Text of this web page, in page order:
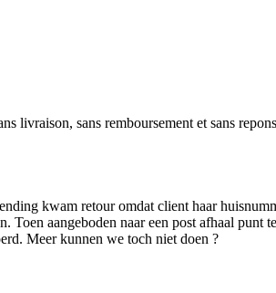
livraison, sans remboursement et sans
kwam retour omdat client haar
Toen aangeboden naar een post afhaal
Meer kunnen we toch niet doen ?